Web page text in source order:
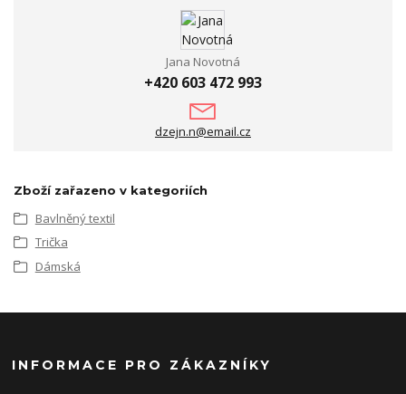
Jana Novotná
+420 603 472 993
dzejn.n@email.cz
Zboží zařazeno v kategoriích
Bavlněný textil
Trička
Dámská
INFORMACE PRO ZÁKAZNÍKY